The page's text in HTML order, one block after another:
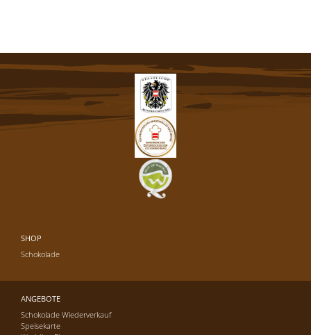
SHOP
Schokolade
ANGEBOTE
Schokolade Wiederverkauf
Speisekarte